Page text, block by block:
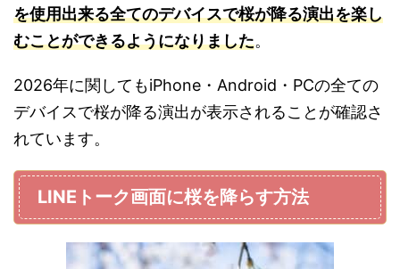
を使用出来る全てのデバイスで桜が降る演出を楽し
むことができるようになりました。
2026年に関してもiPhone・Android・PCの全ての
デバイスで桜が降る演出が表示されることが確認さ
れています。
LINEトーク画面に桜を降らす方法